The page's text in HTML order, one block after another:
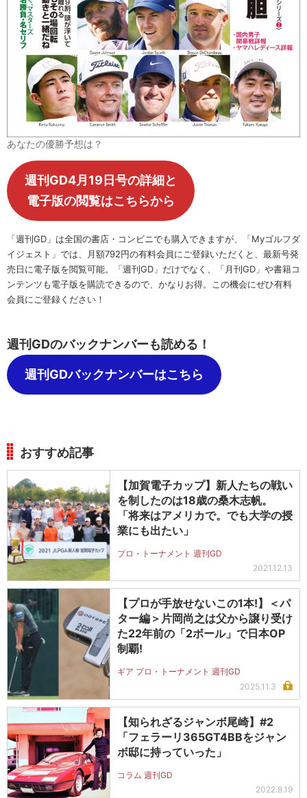
あなたの優勝予想は？
週刊GD4月19日号の詳細と
電子版の閲覧はこちらから
「週刊GD」は全国の書店・コンビニでも購入できますが、「Myゴルフダ
イジェスト」では、月額792円の有料会員にご登録いただくと、最新号発
売日に電子版を閲覧可能。「週刊GD」だけでなく、「月刊GD」や書籍コ
ンテンツも電子版を購読できるので、かなりお得。この機会にぜひ有料
会員にご登録ください！
週刊GDのバックナンバーも読める！
週刊GDバックナンバーはこちら
おすすめ記事
【加賀電子カップ】新人たちの戦い
を制したのは18歳の桑木志帆。
「将来はアメリカで。でも大学の授
業にも出たい」
プロ・トーナメント 週刊GD
2021.12.13
【プロが手放せないこの1本!】＜パ
ター編＞片岡尚之は父から譲り受け
た22年前の「2ボール」で日本OP
制覇!
ギア プロ・トーナメント 週刊GD
2025.11.3
【知られざるジャンボ尾崎】#2
「フェラーリ365GT4BBをジャン
ボ邸に持っていった」
コラム 週刊GD
2022.8.19